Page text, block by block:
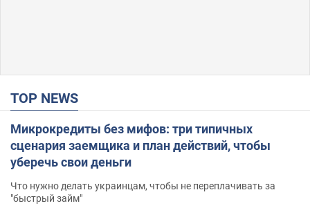
TOP NEWS
Микрокредиты без мифов: три типичных
сценария заемщика и план действий, чтобы
уберечь свои деньги
Что нужно делать украинцам, чтобы не переплачивать за
"быстрый займ"